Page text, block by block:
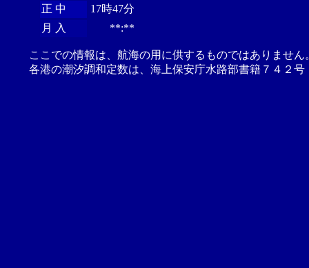
正 中
17時47分
月 入
**:**
ここでの情報は、航海の用に供するものではありませ
各港の潮汐調和定数は、海上保安庁水路部書籍７４２